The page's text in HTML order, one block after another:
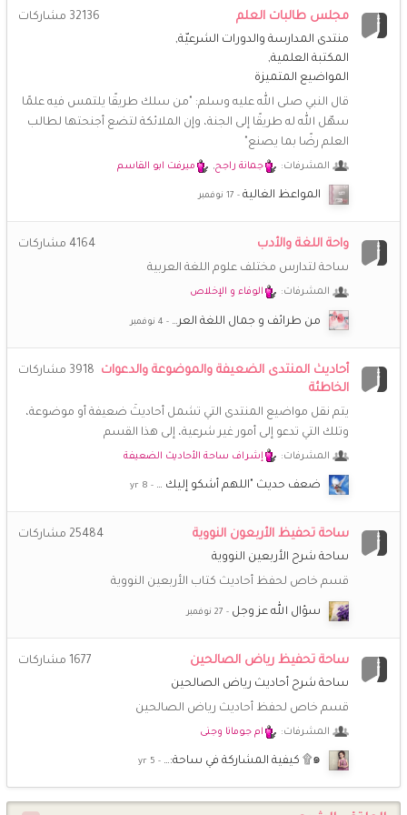
جديد.🌹
**راضية**
نورك غاليتي😘
خُـزَامَى 4 نوفمبر 2:07 م
@**راضية** نوووورتي
**راضية**
💝
يااااه شعور عجيييب، كيف حالكن يا أخوات، ما رأيكن بحياة جديدة
لمنتدانا؟
@أمة الله ~ عائشة ~ غالبا الملفات انفقدت .. اعرف واحدة من اللي
كانو يعملون فيها سأسألها لو عندها نسخ منها
أمة الله ~ عائشة ~
السلام عليكم.. كيف احمل مجلات فتيات تبع منتدى اخوات طريق
أمة الله ~ عائشة ~
عن يُسَيرَةَ رَضي الله عنها - وكانت من المهاجرات - قالت: قال لنا
بِالأَنامِلِ ؛ فَإِنَّهُنَّ مَسؤُولاتٍ مُستَنطَقَاتٍ ، وَلَا تَعْفُلنَ؛ فَتَنسَينَ
الذَّكَرَ لَحُرِمتُنَّ ثَوابَهُ، فَكَأَنَّكُنَّ تَرَكْتُنَّ الرَّحْمَةَ» وصية النبي ﷺ لنا نحن
معشر النساء
الملتزمة المتفائلة
اشتقت بحجم السماء.. كيف حالكم يا غاليات هل يتذكرني احد
❤️
مجلس طالبات العلم
منتدى المدارسة والدورات الشرعيّة
المكتبة العلمية
المواضيع المتميزة
قال النبي صلى الله عليه وسلم: "من سلك طريقًا يلتمس فيه علمًا
سهّل الله له طريقًا إلى الجنة، وإن الملائكة لتضع أجنحتها لطالب
العلم رضًا بما يصنع"
المشرفات: جمانة راجح, ميرفت ابو القاسم
32136 مشاركات
المواعظ الغالية
واحة اللغة والأدب
ساحة لتدارس مختلف علوم اللغة العربية
المشرفات: الوفاء و الإخلاص
4164 مشاركات
من طرائف و جمال اللغة العر…
أحاديث المنتدى الضعيفة والموضوعة والدعوات
الخاطئة
يتم نقل مواضيع المنتدى التي تشمل أحاديثَ ضعيفة أو موضوعة،
وتلك التي تدعو إلى أمور غير شرعية، إلى هذا القسم
المشرفات: إشراف ساحة الأحاديث الضعيفة
3918 مشاركات
ضعف حديث "اللهم أشكو إليك …
ساحة تحفيظ الأربعون النووية
ساحة شرح الأربعين النووية
قسم خاص لحفظ أحاديث كتاب الأربعين النووية
25484 مشاركات
سؤال الله عز وجل
ساحة تحفيظ رياض الصالحين
ساحة شرح أحاديث رياض الصالحين
قسم خاص لحفظ أحاديث رياض الصالحين
المشرفات: ام جومانا وجنى
1677 مشاركات
๑۩ كيفية المشاركة في ساحة:…